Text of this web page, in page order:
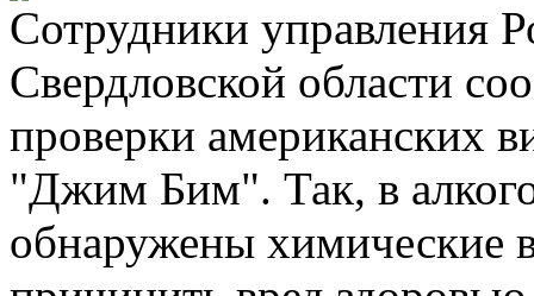
Сотрудники управления
Свердловской области
проверки американских
"Джим Бим". Так, в
обнаружены химические